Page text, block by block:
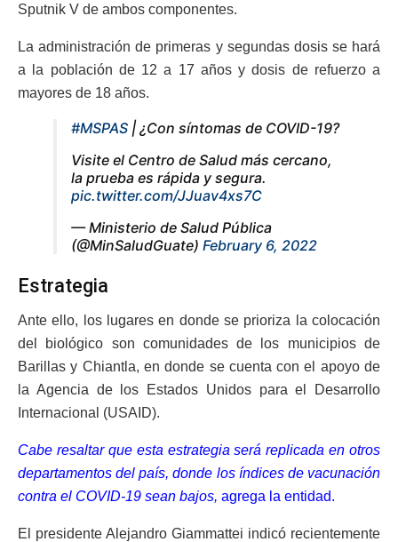
Sputnik V de ambos componentes.
La administración de primeras y segundas dosis se hará
a la población de 12 a 17 años y dosis de refuerzo a
mayores de 18 años.
#MSPAS | ¿Con síntomas de COVID-19?
Visite el Centro de Salud más cercano,
la prueba es rápida y segura.
pic.twitter.com/JJuav4xs7C
— Ministerio de Salud Pública
(@MinSaludGuate) February 6, 2022
Estrategia
Ante ello, los lugares en donde se prioriza la colocación
del biológico son comunidades de los municipios de
Barillas y Chiantla, en donde se cuenta con el apoyo de
la Agencia de los Estados Unidos para el Desarrollo
Internacional (USAID).
Cabe resaltar que esta estrategia será replicada en otros
departamentos del país, donde los índices de vacunación
contra el COVID-19 sean bajos, agrega la entidad.
El presidente Alejandro Giammattei indicó recientemente